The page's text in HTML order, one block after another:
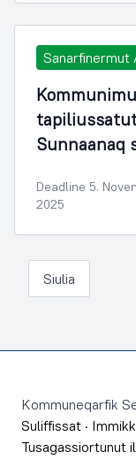
Sanarfinermut
Sunnaanaq
Deadline 5.
2025
Siulia
Kommuneqarfik
Suliffissat ·
Tusagassiortunut